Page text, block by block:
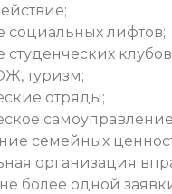
социальных лифтов;
студенческих
туризм;
отряды;
семейных
организация
более одной